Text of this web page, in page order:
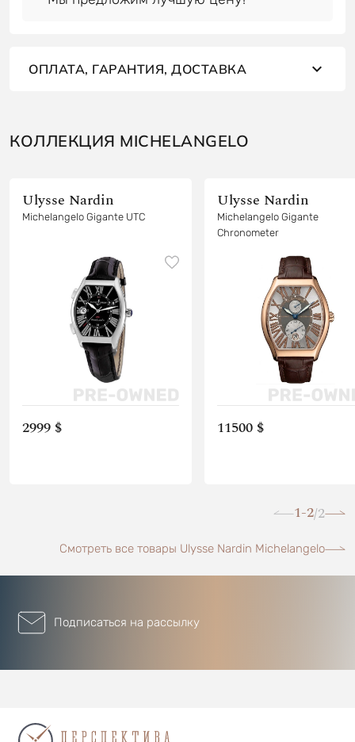
ОПЛАТА, ГАРАНТИЯ, ДОСТАВКА
КОЛЛЕКЦИЯ MICHELANGELO
Ulysse Nardin
Michelangelo Gigante UTC
2999 $
Ulysse Nardin
Michelangelo Gigante
Chronometer
11500 $
1-2/2
Смотреть все товары Ulysse Nardin Michelangelo
Подписаться на рассылку